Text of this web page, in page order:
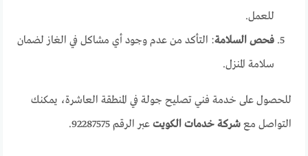
للعمل.
فحص السلامة: التأكد من عدم وجود أي مشاكل في الغاز لضمان
سلامة المنزل.
للحصول على خدمة فني تصليح جولة في المنطقة العاشرة، يمكنك
التواصل معشركة خدمات الكويت عبر الرقم 92287575.